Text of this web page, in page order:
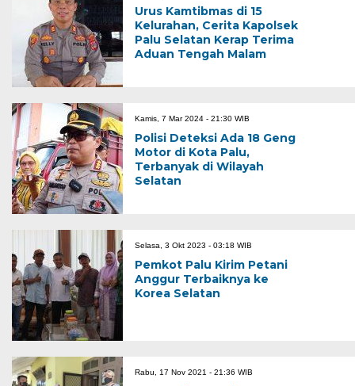
Urus Kamtibmas di 15
Kelurahan, Cerita Kapolsek
Palu Selatan Kerap Terima
Aduan Tengah Malam
Kamis, 7 Mar 2024 - 21:30 WIB
Polisi Deteksi Ada 18 Geng
Motor di Kota Palu,
Terbanyak di Wilayah
Selatan
Selasa, 3 Okt 2023 - 03:18 WIB
Pemkot Palu Kirim Petani
Anggur Terbaiknya ke
Korea Selatan
Rabu, 17 Nov 2021 - 21:36 WIB